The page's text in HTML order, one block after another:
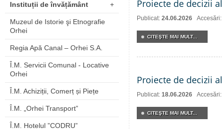
Instituții de învățământ +
Muzeul de Istorie şi Etnografie
Orhei
Regia Apă Canal – Orhei S.A.
Î.M. Servicii Comunal - Locative
Orhei
Î.M. Achiziții, Comerț și Piețe
Î.M. „Orhei Transport”
Î.M. Hotelul ”CODRU”
Proiecte de decizii
Publicat: 24.06.2026
CITEŞTE MAI MULT...
Proiecte de decizii
Publicat: 18.06.2026
CITEŞTE MAI MULT...